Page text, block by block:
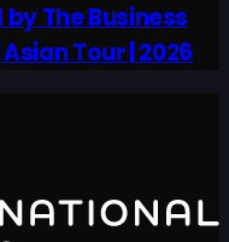
The Business
Tour | 2026